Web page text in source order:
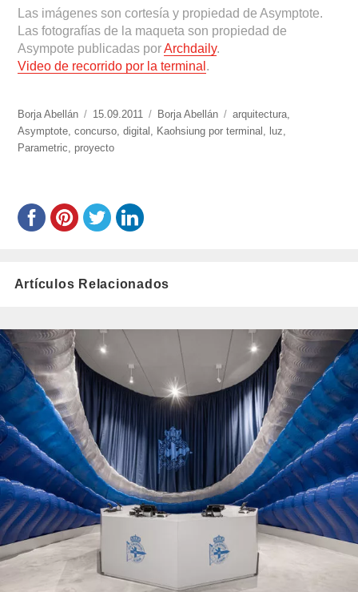
Las imágenes son cortesía y propiedad de Asymptote.
Las fotografías de la maqueta son propiedad de
Asympote publicadas porArchdaily.
Video de recorrido por la terminal .
https://www.experimenta.es/author/Borja%20Abellán/
Borja Abellán
Publicado
el
15.09.2011 Categorías
Borja Abellán Etiquetas
arquitectura
Asymptote ,concurso ,digital Kaohsiung por terminal luz
Parametric
proyecto
Artículos Relacionados